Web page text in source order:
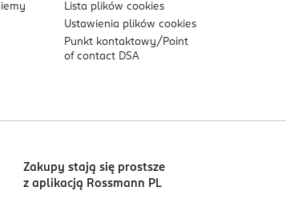
Lista plikówcookies
Ustawienia plikówcookies
Punkt kontaktowy/ Point
of contact DSA
Zakupy stają się prostsze
z aplikacją Rossmann PL